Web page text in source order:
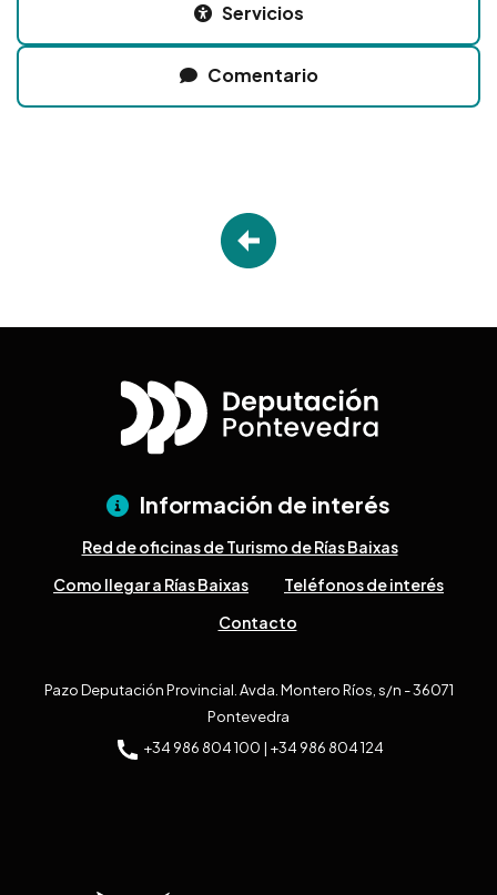
Servicios
Comentario
Información de interés
Red de oficinas de Turismo de Rías Baixas
Como llegar a Rías Baixas
Teléfonos de interés
Contacto
Pazo Deputación Provincial. Avda. Montero Ríos, s/n - 36071
Pontevedra
+34 986 804 100 | +34 986 804 124